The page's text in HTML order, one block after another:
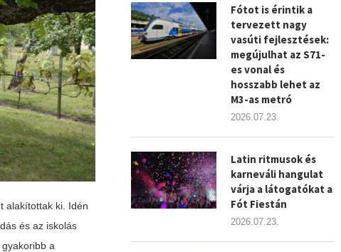
alakítottak ki. Idén
és az iskolás
a
Fótot is érintik a
tervezett nagy
vasúti fejlesztések:
megújulhat az S71-
es vonal és
hosszabb lehet az
M3-as metró
2026.07.23.
Latin ritmusok és
karneváli hangulat
várja a látogatókat a
Fót Fiestán
2026.07.23.